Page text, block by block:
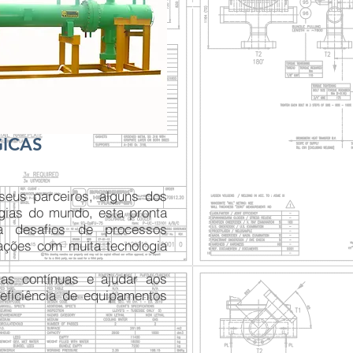
parceiros, alguns dos
do mundo, esta pronta
desafios de processos
com muita tecnologia
contínuas e ajudar aos
de equipamentos